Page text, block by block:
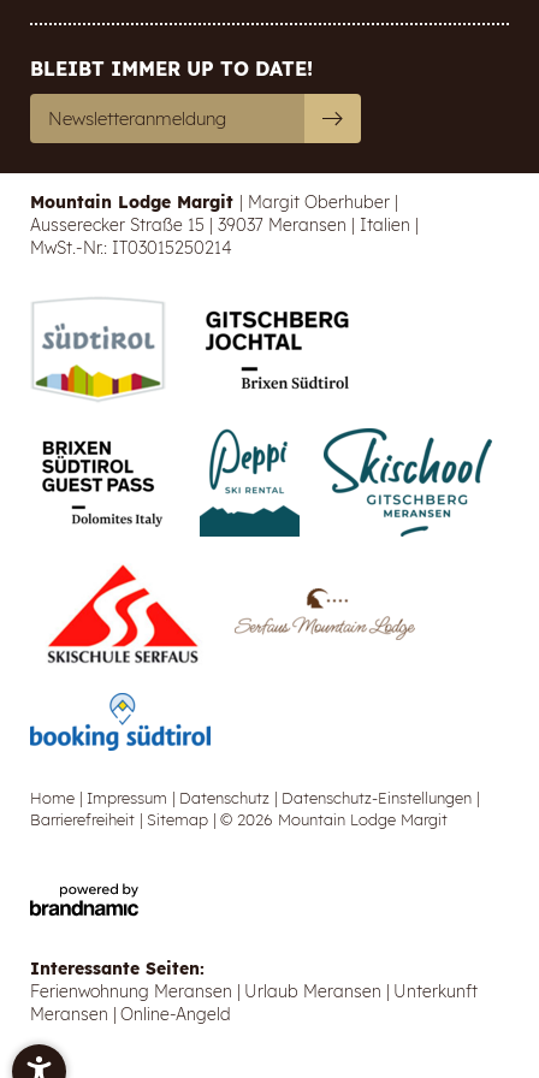
BLEIBT IMMER UP TO DATE!
Newsletteranmeldung
Mountain Lodge Margit | Margit Oberhuber |
Ausserecker Straße 15 | 39037 Meransen | Italien |
MwSt.-Nr.: IT03015250214
Home | Impressum | Datenschutz | Datenschutz-Einstellungen |
Barrierefreiheit | Sitemap | © 2026 Mountain Lodge Margit
Interessante Seiten:
Ferienwohnung Meransen | Urlaub Meransen | Unterkunft
Meransen | Online-Angeld